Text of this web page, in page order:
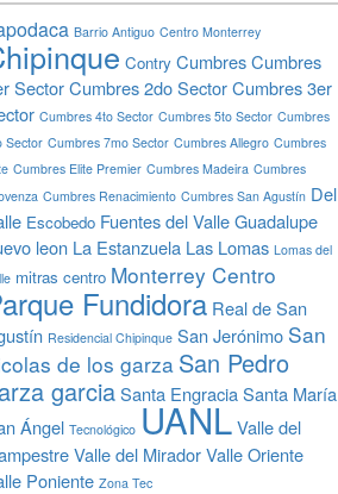
Barrio Antiguo Centro Monterrey
Contry CumbresCumbres
SectorCumbres 2do SectorCumbres 3er
Cumbres 4to Sector Cumbres 5to Sector Cumbres
Sector Cumbres 7mo Sector Cumbres Allegro Cumbres
Cumbres Elite Premier Cumbres Madeira Cumbres
Cumbres Renacimiento Cumbres San Agustín Del
Escobedo Fuentes del ValleGuadalupe
leon La Estanzuela Las Lomas Lomas del
mitras centro Monterrey Centro
Fundidora Real de San
Residencial Chipinque San Jerónimo San
de los garza San Pedro
garciaSanta EngraciaSanta María
Ángel Tecnológico UANLValle del
Valle del MiradorValle Oriente
Poniente Zona Tec